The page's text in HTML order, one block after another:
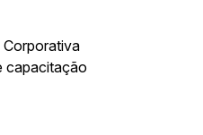
capacitação